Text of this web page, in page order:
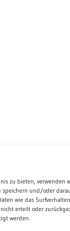
zu bieten, verwenden
und/oder
wie das
erteilt oder
werden.
Wellington von